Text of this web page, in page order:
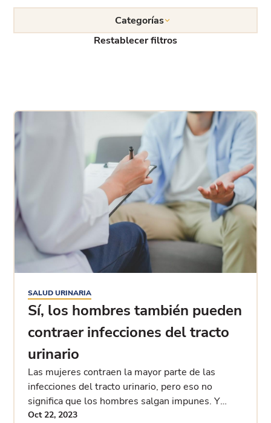
Categorías
Restablecer filtros
SALUD URINARIA
Sí, los hombres también pueden
contraer infecciones del tracto
urinario
Las mujeres contraen la mayor parte de las
infecciones del tracto urinario, pero eso no
significa que los hombres salgan impunes. Y
cuando los hombres contraen infecciones
Oct 22, 2023